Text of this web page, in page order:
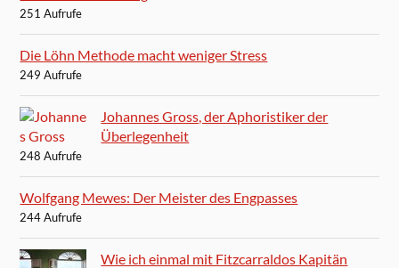
251 Aufrufe
Die Löhn Methode macht weniger Stress
249 Aufrufe
Johannes Gross, der Aphoristiker der
Überlegenheit
248 Aufrufe
Wolfgang Mewes: Der Meister des Engpasses
244 Aufrufe
Wie ich einmal mit Fitzcarraldos Kapitän